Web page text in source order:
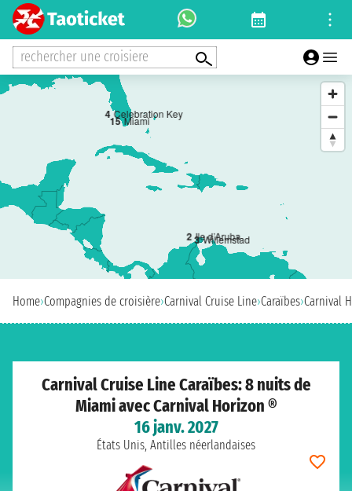
rechercher une croisiere
15 Miami
2 Ile d’Aruba
3 Willemstad
4 Celebration Key
Home›Compagnies de croisière›Carnival Cruise Line›Caraïbes›Carnival
Carnival Cruise Line Caraïbes: 8 nuits de
Miami avec Carnival Horizon ®
16 janv. 2027
États Unis, Antilles néerlandaises